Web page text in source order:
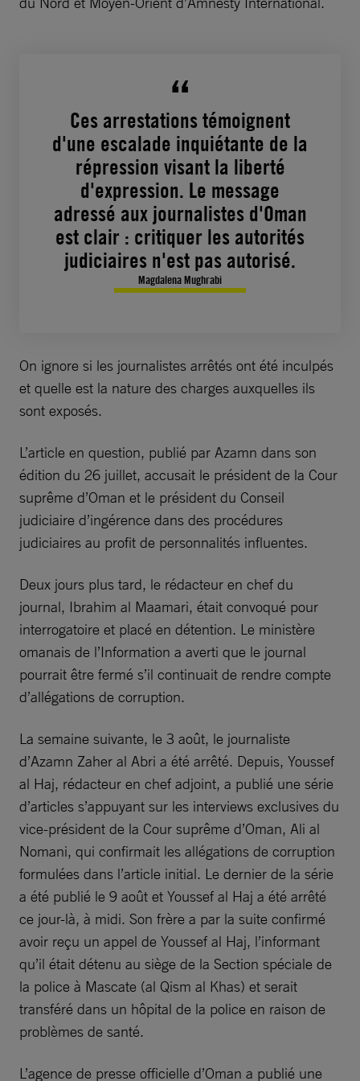
Ces arrestations témoignent
d'une escalade inquiétante de la
répression visant la liberté
d'expression. Le message
adressé aux journalistes d'Oman
est clair : critiquer les autorités
judiciaires n'est pas autorisé.
Magdalena Mughrabi
On ignore si les journalistes arrêtés ont été inculpés
et quelle est la nature des charges auxquelles ils
sont exposés.
L’article en question, publié par Azamn dans son
édition du 26 juillet, accusait le président de la Cour
suprême d’Oman et le président du Conseil
judiciaire d’ingérence dans des procédures
judiciaires au profit de personnalités influentes.
Deux jours plus tard, le rédacteur en chef du
journal, Ibrahim al Maamari, était convoqué pour
interrogatoire et placé en détention. Le ministère
omanais de l’Information a averti que le journal
pourrait être fermé s’il continuait de rendre compte
d’allégations de corruption.
La semaine suivante, le 3 août, le journaliste
d’Azamn Zaher al Abri a été arrêté. Depuis, Youssef
al Haj, rédacteur en chef adjoint, a publié une série
d’articles s’appuyant sur les interviews exclusives du
vice-président de la Cour suprême d’Oman, Ali al
Nomani, qui confirmait les allégations de corruption
formulées dans l’article initial. Le dernier de la série
a été publié le 9 août et Youssef al Haj a été arrêté
ce jour-là, à midi. Son frère a par la suite confirmé
avoir reçu un appel de Youssef al Haj, l’informant
qu’il était détenu au siège de la Section spéciale de
la police à Mascate (al Qism al Khas) et serait
transféré dans un hôpital de la police en raison de
problèmes de santé.
L’agence de presse officielle d’Oman a publié une